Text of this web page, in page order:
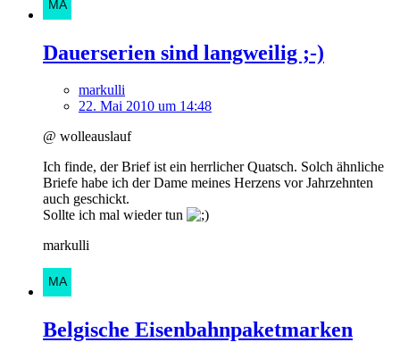
Dauerserien sind langweilig ;-)
markulli
22. Mai 2010 um 14:48
@ wolleauslauf
Ich finde, der Brief ist ein herrlicher Quatsch. Solch ähnliche
Briefe habe ich der Dame meines Herzens vor Jahrzehnten
auch geschickt.
Sollte ich mal wieder tun
markulli
Belgische Eisenbahnpaketmarken